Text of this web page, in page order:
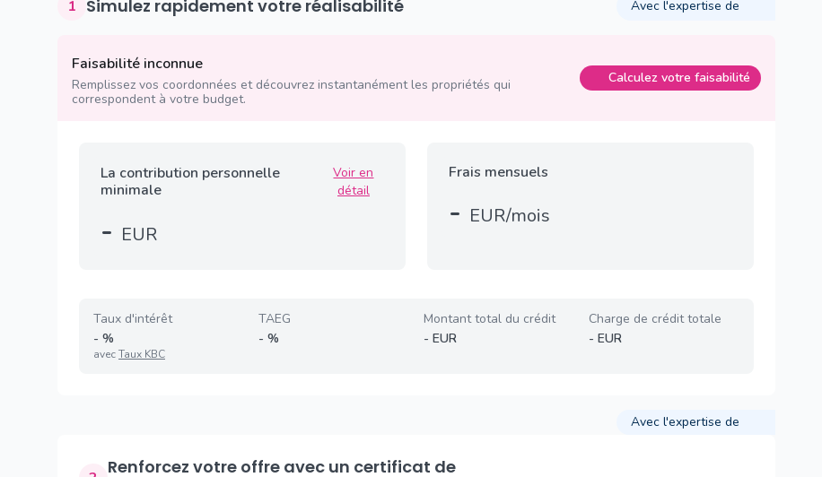
1 Simulez rapidement votre réalisabilité Avec l'expertise de
Faisabilité inconnue
Remplissez vos coordonnées et découvrez instantanément les propriétés qui
correspondent à votre budget.
Calculez votre faisabilité
La contribution personnelle
minimale
Voir en
détail
- EUR
Frais mensuels
- EUR/mois
Taux d'intérêt
- %
avecTaux KBC
TAEG
- %
Montant total du crédit
- EUR
Charge de crédit totale
- EUR
Avec l'expertise de
Renforcez votre offre avec un certificat de